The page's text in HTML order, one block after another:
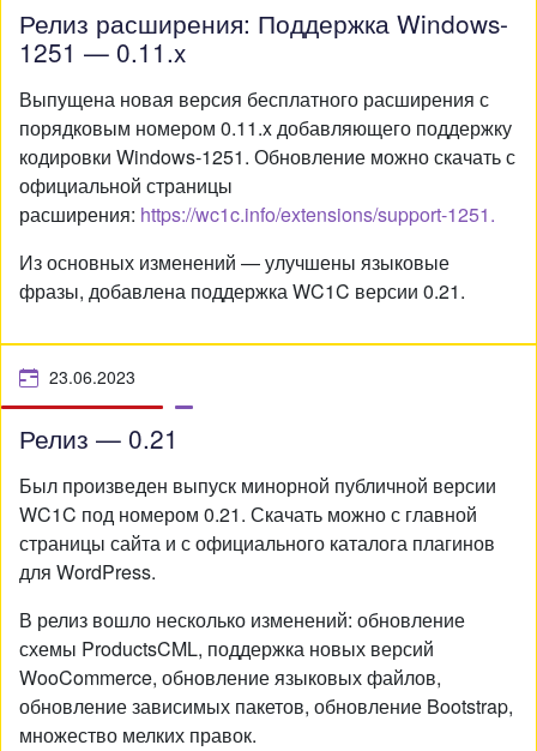
Релиз расширения: Поддержка Windows-
1251 — 0.11.x
Выпущена новая версия бесплатного расширения с
порядковым номером 0.11.x добавляющего поддержку
кодировки Windows-1251. Обновление можно скачать с
официальной страницы
расширения: https://wc1c.info/extensions/support-1251.
Из основных изменений — улучшены языковые
фразы, добавлена поддержка WC1C версии 0.21.
23.06.2023
Релиз — 0.21
Был произведен выпуск минорной публичной версии
WC1C под номером 0.21. Скачать можно с главной
страницы сайта и с официального каталога плагинов
для WordPress.
В релиз вошло несколько изменений: обновление
схемы ProductsCML, поддержка новых версий
WooCommerce, обновление языковых файлов,
обновление зависимых пакетов, обновление Bootstrap,
множество мелких правок.